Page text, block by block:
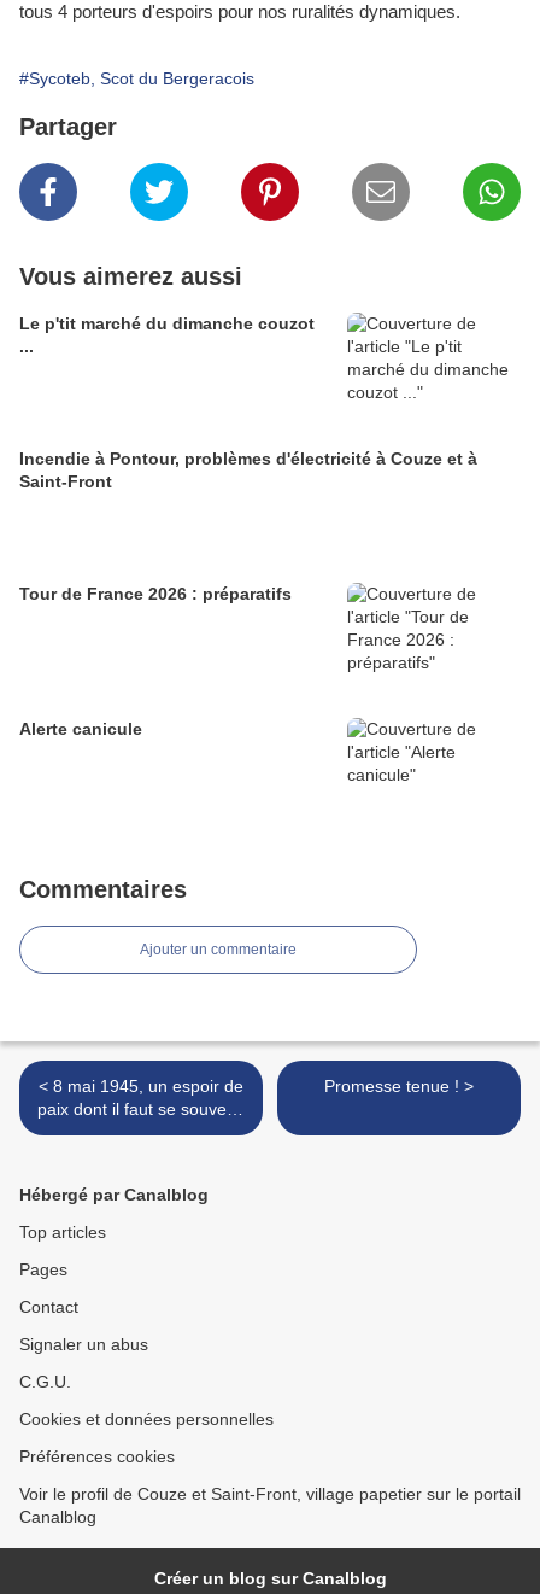
tous 4 porteurs d'espoirs pour nos ruralités dynamiques.
#Sycoteb, Scot du Bergeracois
Partager
Vous aimerez aussi
Le p'tit marché du dimanche couzot
...
Incendie à Pontour, problèmes d'électricité à Couze et à
Saint-Front
Tour de France 2026 : préparatifs
Alerte canicule
Commentaires
Ajouter un commentaire
< 8 mai 1945, un espoir de
paix dont il faut se souvenir
aujourd'hui
Promesse tenue ! >
Hébergé par Canalblog
Top articles
Pages
Contact
Signaler un abus
C.G.U.
Cookies et données personnelles
Préférences cookies
Voir le profil de Couze et Saint-Front, village papetier sur le portail
Canalblog
Créer un blog sur Canalblog